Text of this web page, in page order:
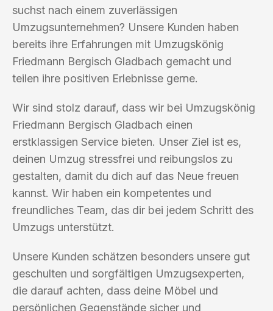
suchst nach einem zuverlässigen
Umzugsunternehmen? Unsere Kunden haben
bereits ihre Erfahrungen mit Umzugskönig
Friedmann Bergisch Gladbach gemacht und
teilen ihre positiven Erlebnisse gerne.
Wir sind stolz darauf, dass wir bei Umzugskönig
Friedmann Bergisch Gladbach einen
erstklassigen Service bieten. Unser Ziel ist es,
deinen Umzug stressfrei und reibungslos zu
gestalten, damit du dich auf das Neue freuen
kannst. Wir haben ein kompetentes und
freundliches Team, das dir bei jedem Schritt des
Umzugs unterstützt.
Unsere Kunden schätzen besonders unsere gut
geschulten und sorgfältigen Umzugsexperten,
die darauf achten, dass deine Möbel und
persönlichen Gegenstände sicher und